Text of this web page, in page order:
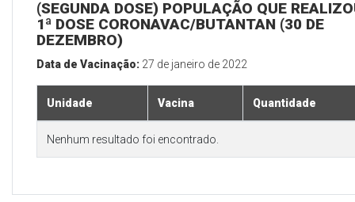
(SEGUNDA DOSE) POPULAÇÃO QUE
1ª DOSE CORONAVAC/BUTANTAN (30 DE
DEZEMBRO)
Data de Vacinação: 27 de janeiro de 2022
Unidade Vacina Quantidade
Nenhum resultado foi encontrado.